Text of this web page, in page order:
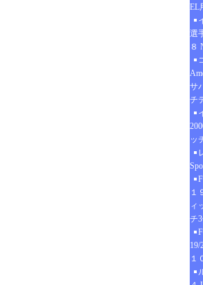
EL
選
８
サ
チ
ッ
１
ィ
チ3
19/
１